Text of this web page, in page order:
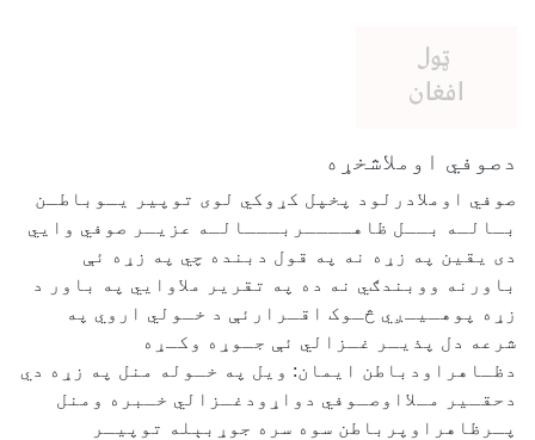
دصوفي اوملاشخړه
صوفي اوملادرلود پخپل کړوکي لوی توپیر یـوباطـن
بـالـه بــل ظاهــــربـــالـه عزیـر صوفي وایي
دی یقین په زړه نه په قول دبنده چي په زړه ئې
باورنه ووبندګي نه ده په تقریر ملاوایي په باور د
زړه پوهـيـږي څـوک اقـرارئې د خـولي اروي په
شرعه دل پذیـر غـزالي ئې جـوړه وکـړه
دظـاهراودباطن ایمان: ویل په خـوله منل په زړه دي
دحقـیر مـلااوصـوفي دواړودغـزالي خـبره ومنل
پـرظاهراوپرباطن سوه سره جوړبېله توپیـر